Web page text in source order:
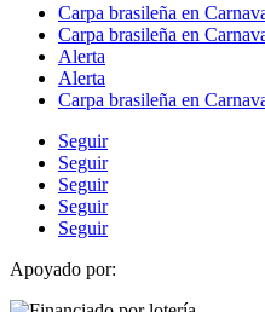
Carpa brasileña en
Carpa brasileña en
Alerta
Alerta
Carpa brasileña en
Seguir
Seguir
Seguir
Seguir
Seguir
Apoyado por: